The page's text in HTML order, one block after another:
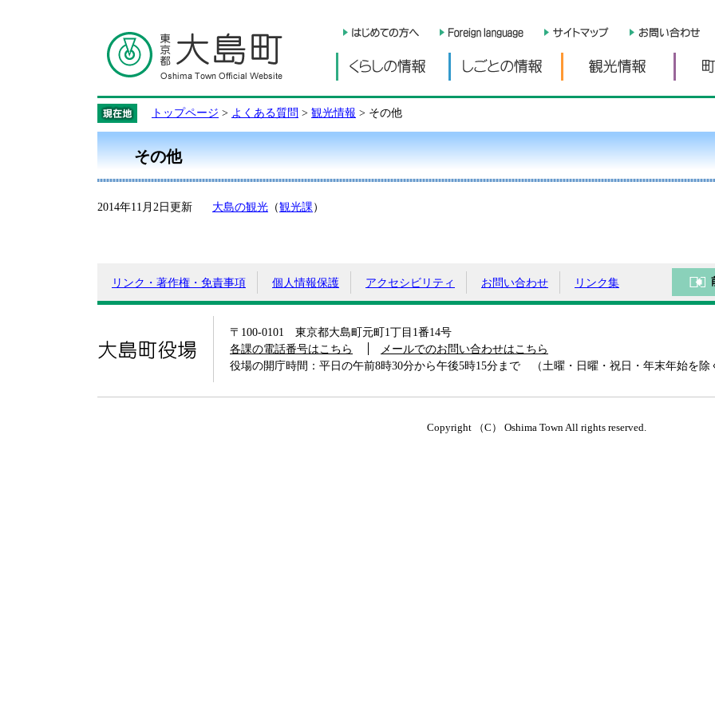
くらしの情報 しごとの情報 観光情
トップページ > よくある質問 > 観光情報 > その他
その他
2014年11月2日更新 大島の観光 （観光課）
リンク・著作権・免責事項 個人情報保護 アクセシビリティ お問い合わせ リンク集
大島町役場
〒100-0101 東京都大島町元町1丁目1番14号
各課の電話番号はこちら
メールでのお問い合わせはこちら
役場の開庁時間：平日の午前8時30分から午後5時15分まで （土曜・日曜・祝日・年末年始を除
Copyright （C） Oshima Town All rights reserved.